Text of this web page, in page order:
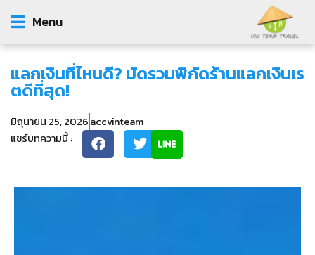
Menu
แลกเงินที่ไหนดี? มัดรวมพิกัดร้านแลกเงินเร
ตดีที่สุด!
มิถุนายน 25, 2026accvinteam
แชร์บทความนี้ :